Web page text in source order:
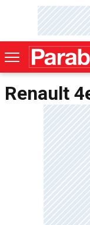
Renault